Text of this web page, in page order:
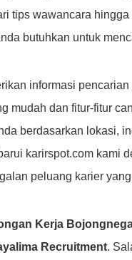
tips wawancara
butuhkan untuk
informasi
mudah dan fitur-fitur
berdasarkan lokasi,
karirspot.com kami
peluang karier
Kerja
Recruitment.